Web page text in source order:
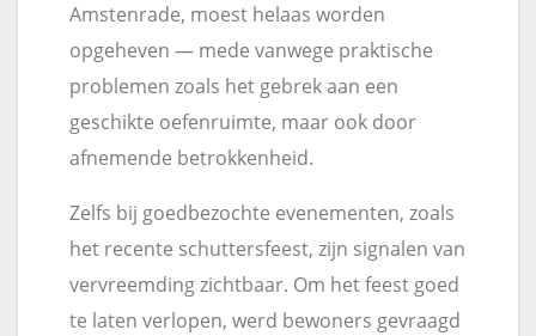
Amstenrade, moest helaas worden
opgeheven — mede vanwege praktische
problemen zoals het gebrek aan een
geschikte oefenruimte, maar ook door
afnemende betrokkenheid.
Zelfs bij goedbezochte evenementen, zoals
het recente schuttersfeest, zijn signalen van
vervreemding zichtbaar. Om het feest goed
te laten verlopen, werd bewoners gevraagd